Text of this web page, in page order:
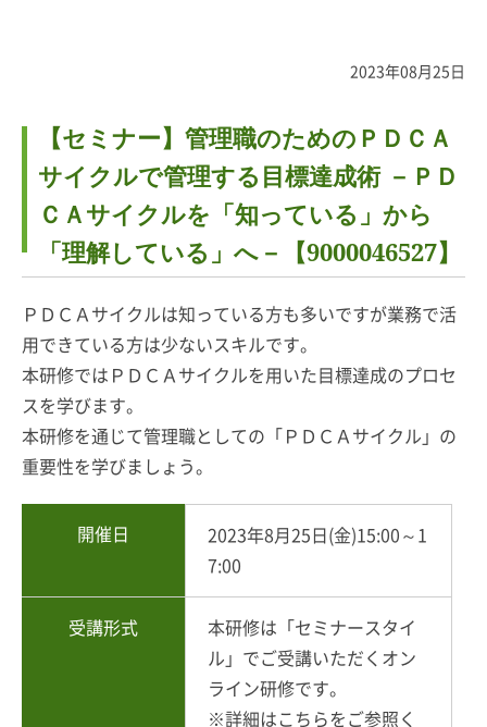
2023年08月25日
【セミナー】管理職のためのＰＤＣＡ
サイクルで管理する目標達成術 －ＰＤ
ＣＡサイクルを「知っている」から
「理解している」へ－【9000046527】
ＰＤＣＡサイクルは知っている方も多いですが業務で活
用できている方は少ないスキルです。
本研修ではＰＤＣＡサイクルを用いた目標達成のプロセ
スを学びます。
本研修を通じて管理職としての「ＰＤＣＡサイクル」の
重要性を学びましょう。
開催日
2023年8月25日(金)15:00～1
7:00
受講形式
本研修は「セミナースタイ
ル」でご受講いただくオン
ライン研修です。
※詳細はこちらをご参照く